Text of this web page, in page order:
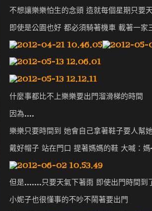
不想讓樂樂怕生的念頭 造就每個星期只要
即使是公園也好 都必須騎著機車 載著一
什麼事都比不上樂樂要出門溜滑梯的時間
因為....
樂樂只要時間到 她會自己拿著鞋子要人幫
戴好帽子 站在門口 提著媽媽的鞋 大喊：媽
但是.......只要天氣下著雨 即使出門時間到
小妮子也很懂事的不吵不鬧著要出門